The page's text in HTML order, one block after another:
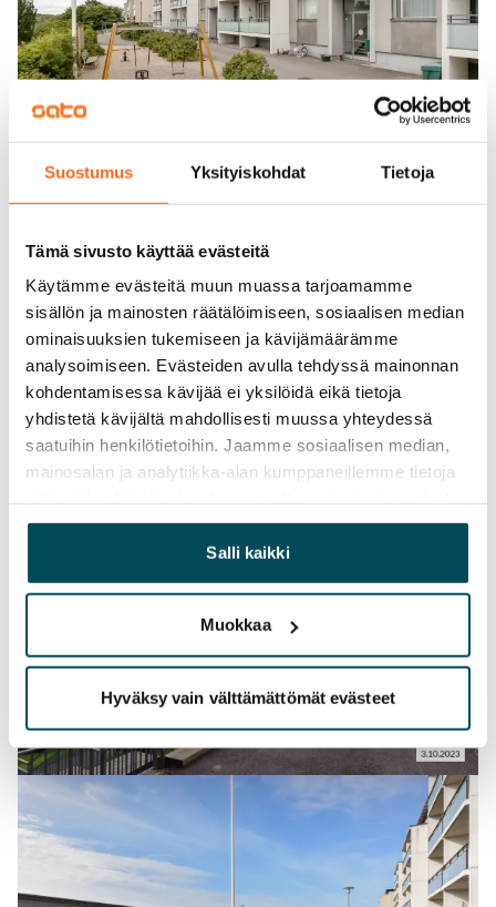
Suostumus Yksityiskohdat Tietoja
Tämä sivusto käyttää evästeitä
Käytämme evästeitä muun muassa tarjoamamme
sisällön ja mainosten räätälöimiseen, sosiaalisen median
ominaisuuksien tukemiseen ja kävijämäärämme
analysoimiseen. Evästeiden avulla tehdyssä mainonnan
kohdentamisessa kävijää ei yksilöidä eikä tietoja
yhdistetä kävijältä mahdollisesti muussa yhteydessä
saatuihin henkilötietoihin. Jaamme sosiaalisen median,
mainosalan ja analytiikka-alan kumppaneillemme tietoja
yhdistää näitä tietoja muihin tietoihin, joita olet antanut
heille tai joita on kerätty, kun olet käyttänyt heidän
palvelujaan.
Salli kaikki
Muokkaa
Hyväksy vain välttämättömät evästeet